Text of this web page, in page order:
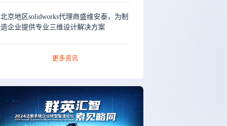
北京地区solidworks代理商盛维安泰，为制
造企业提供专业三维设计解决方案
更多资讯